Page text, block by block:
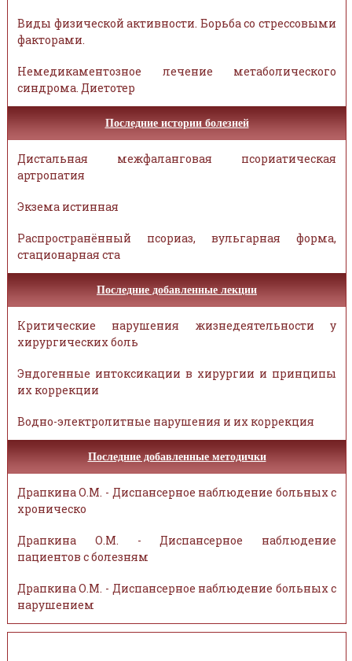
Виды физической активности. Борьба со стрессовыми
факторами.
Немедикаментозное лечение метаболического
синдрома. Диетотер
Последние истории болезней
Дистальная межфаланговая псориатическая
артропатия
Экзема истинная
Распространённый псориаз, вульгарная форма,
стационарная ста
Последние добавленные лекции
Критические нарушения жизнедеятельности у
хирургических боль
Эндогенные интоксикации в хирургии и принципы
их коррекции
Водно-электролитные нарушения и их коррекция
Последние добавленные методички
Драпкина О.М. - Диспансерное наблюдение больных с
хроническо
Драпкина О.М. - Диспансерное наблюдение
пациентов с болезням
Драпкина О.М. - Диспансерное наблюдение больных с
нарушением